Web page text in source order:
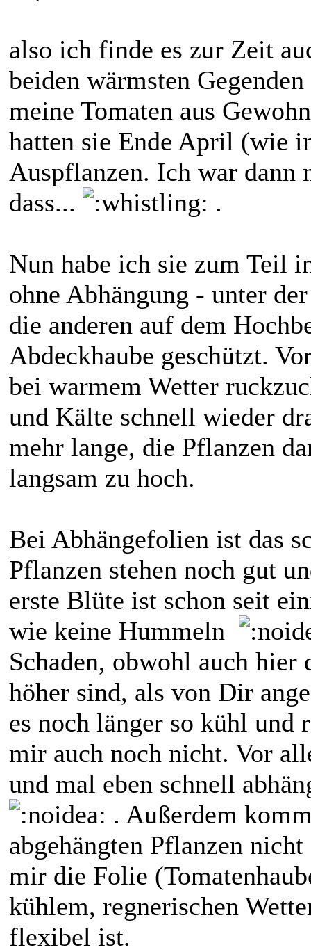
also ich finde es zur Zeit
beiden wärmsten
meine Tomaten aus
hatten sie Ende April (wie
Auspflanzen. Ich war
dass...
.
Nun habe ich sie zum Teil
ohne Abhängung - unter
die anderen auf dem
Abdeckhaube geschützt.
bei warmem Wetter
und Kälte schnell wieder
mehr lange, die Pflanzen
langsam zu hoch.
Bei Abhängefolien ist das
Pflanzen stehen noch gut
erste Blüte ist schon seit
wie keine Hummeln
Schaden, obwohl auch
höher sind, als von Dir
es noch länger so kühl und
mir auch noch nicht. Vor
und mal eben schnell
. Außerdem
abgehängten Pflanzen
mir die Folie
kühlem, regnerischen
flexibel ist.